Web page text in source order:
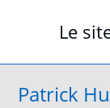
Le
Patrick